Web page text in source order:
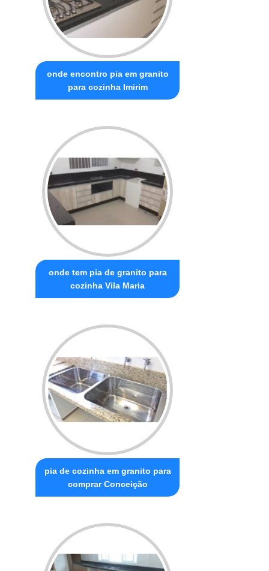
onde encontro pia em granito
para cozinha Imirim
onde tem pia de granito para
cozinha Vila Maria
pia de cozinha em granito para
comprar Conceição